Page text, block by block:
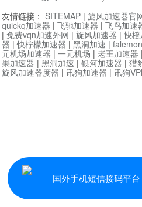
国外手机短信接码平台
友情链接： SITEMAP | 旋风加速器官
quickq加速器 | 飞驰加速器 | 飞鸟加速
| 免费vqn加速外网 | 旋风加速器 |快
器 |快柠檬加速器 | 黑洞加速 | falemon
元机场加速器 | 一元机场 | 老王加速器 |
果加速器 | 黑洞加速 | 银河加速器 | 猎
旋风加速器度器 | 讯狗加速器 | 讯狗